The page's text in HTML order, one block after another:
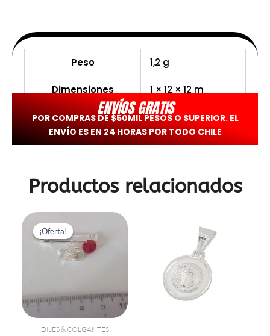
Peso 1,2 g
Dimensiones 1 × 12 × 12 m
ENVÍOS GRATIS
POR COMPRAS DE $50MIL PESOS O SUPERIOR. EL
ENVÍO ES EN 24 HORAS POR TODO CHILE
Productos relacionados
¡Oferta!
¡Oferta!
DIJES & COLGANTES
original
era:
$14.600.
El
precio